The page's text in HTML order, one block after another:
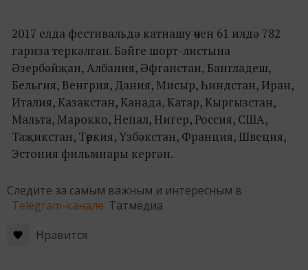
2017 елда фестивальдә катнашу өчен 61 илдә 782
гариза теркәлгән. Бәйге шорт-листына
Әзербәйҗан, Албания, Әфганстан, Бангладеш,
Бельгия, Венгрия, Дания, Мисыр, Һиндстан, Иран,
Италия, Казакстан, Канада, Катар, Кыргызстан,
Мальта, Марокко, Непал, Нигер, Россия, США,
Таҗикстан, Төркия, Үзбәкстан, Франция, Швеция,
Эстония фильмнары кергән.
Следите за самым важным и интересным в
Telegram-канале Татмедиа
Нравится